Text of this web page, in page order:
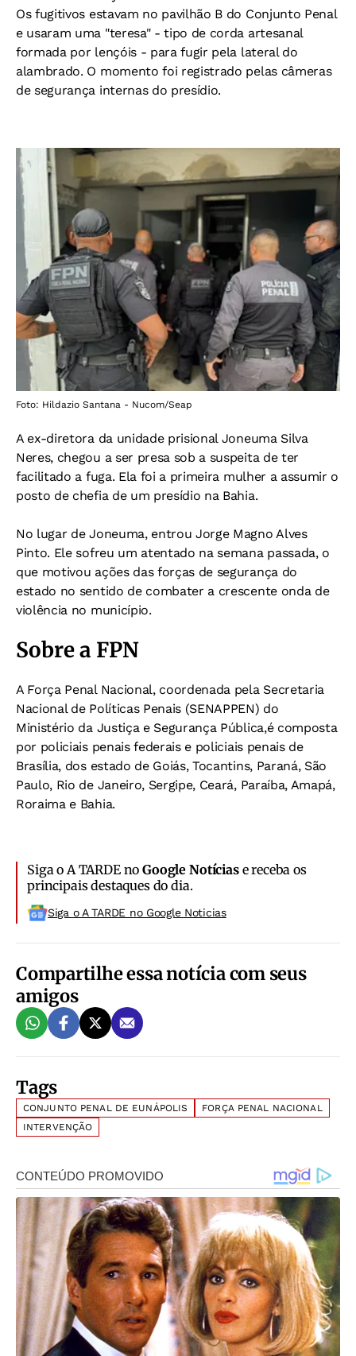
Os fugitivos estavam no pavilhão B do Conjunto Penal
e usaram uma "teresa" - tipo de corda artesanal
formada por lençóis - para fugir pela lateral do
alambrado. O momento foi registrado pelas câmeras
de segurança internas do presídio.
Foto: Hildazio Santana - Nucom/Seap
A ex-diretora da unidade prisional Joneuma Silva
Neres, chegou a ser presa sob a suspeita de ter
facilitado a fuga. Ela foi a primeira mulher a assumir o
posto de chefia de um presídio na Bahia.
No lugar de Joneuma, entrou Jorge Magno Alves
Pinto. Ele sofreu um atentado na semana passada, o
que motivou ações das forças de segurança do
estado no sentido de combater a crescente onda de
violência no município.
Sobre a FPN
A Força Penal Nacional, coordenada pela Secretaria
Nacional de Políticas Penais (SENAPPEN) do
Ministério da Justiça e Segurança Pública,é composta
por policiais penais federais e policiais penais de
Brasília, dos estado de Goiás, Tocantins, Paraná, São
Paulo, Rio de Janeiro, Sergipe, Ceará, Paraíba, Amapá,
Roraima e Bahia.
Siga o A TARDE noGoogle Notíciase receba os
principais destaques do dia.
Siga o A TARDE no Google Noticias
Compartilhe essa notícia com seus
amigos
Tags
CONJUNTO PENAL DE EUNÁPOLIS
FORÇA PENAL NACIONAL
INTERVENÇÃO